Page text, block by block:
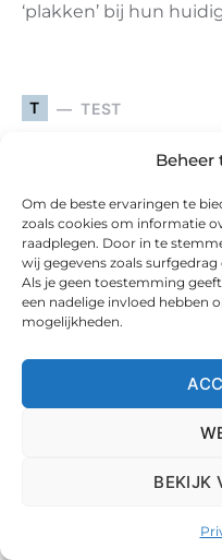
Om de beste ervaringen te
zoals cookies om informatie
raadplegen. Door in te
wij gegevens zoals
Als je geen toestemming
een nadelige invloed hebben
mogelijkheden.
BEKIJK
‘plakken’ bij hun
T TEST